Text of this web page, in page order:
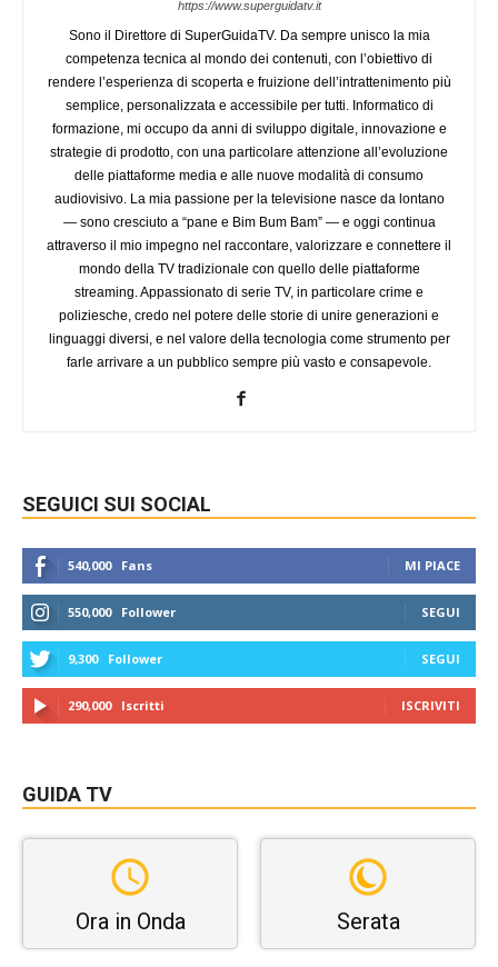
https://www.superguidatv.it
Sono il Direttore di SuperGuidaTV. Da sempre unisco la mia
competenza tecnica al mondo dei contenuti, con l’obiettivo di
rendere l’esperienza di scoperta e fruizione dell’intrattenimento più
semplice, personalizzata e accessibile per tutti. Informatico di
formazione, mi occupo da anni di sviluppo digitale, innovazione e
strategie di prodotto, con una particolare attenzione all’evoluzione
delle piattaforme media e alle nuove modalità di consumo
audiovisivo. La mia passione per la televisione nasce da lontano
— sono cresciuto a “pane e Bim Bum Bam” — e oggi continua
attraverso il mio impegno nel raccontare, valorizzare e connettere il
mondo della TV tradizionale con quello delle piattaforme
streaming. Appassionato di serie TV, in particolare crime e
poliziesche, credo nel potere delle storie di unire generazioni e
linguaggi diversi, e nel valore della tecnologia come strumento per
farle arrivare a un pubblico sempre più vasto e consapevole.
SEGUICI SUI SOCIAL
540,000 Fans MI PIACE
550,000 Follower SEGUI
9,300 Follower SEGUI
290,000 Iscritti ISCRIVITI
GUIDA TV
Ora in Onda Serata